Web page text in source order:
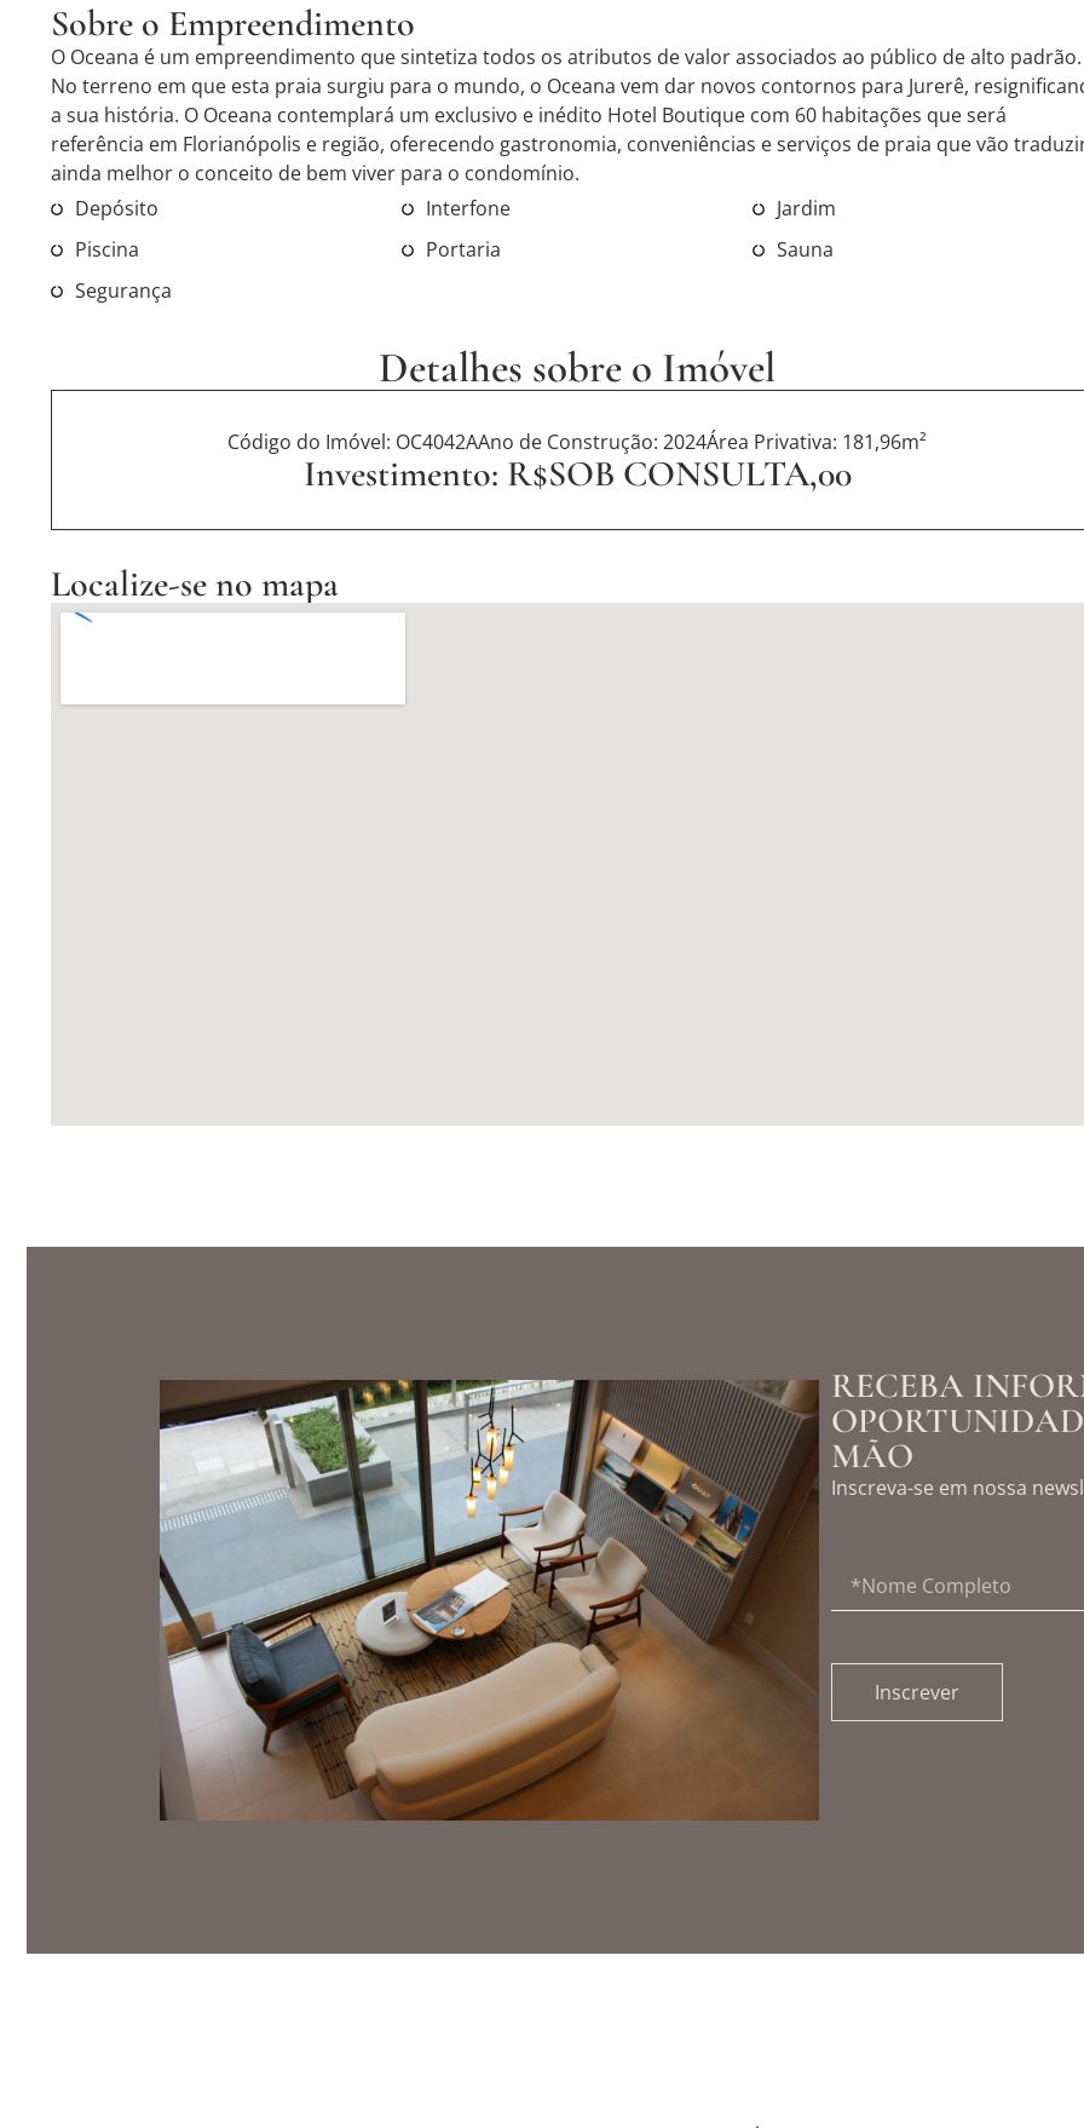
Sobre o Empreendimento
O Oceana é um empreendimento que sintetiza todos os atributos de valor associados ao público de alto padrão.
No terreno em que esta praia surgiu para o mundo, o Oceana vem dar novos contornos para Jurerê,
a sua história. O Oceana contemplará um exclusivo e inédito Hotel Boutique com 60 habitações que será
referência em Florianópolis e região, oferecendo gastronomia, conveniências e serviços de praia que vão
ainda melhor o conceito de bem viver para o condomínio.
Depósito
Interfone
Jardim
Piscina
Portaria
Sauna
Segurança
Detalhes sobre o Imóvel
Código do Imóvel: OC4042AAno de Construção: 2024Área Privativa: 181,96m²
Investimento: R$SOB CONSULTA,00
Localize-se no mapa
RECEBA
MÃO
Inscreva-se em nossa
Inscrever